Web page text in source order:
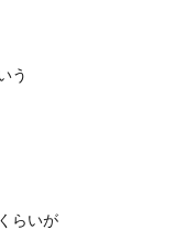
う
らいが